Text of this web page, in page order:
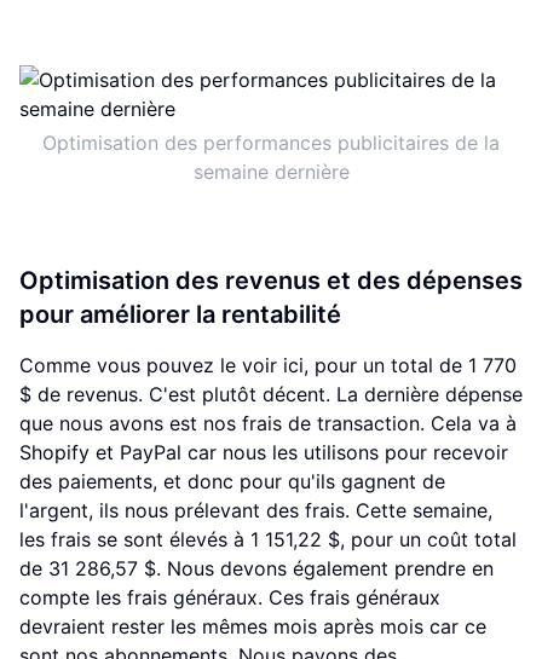
Optimisation des performances publicitaires de la
semaine dernière
Optimisation des revenus et des dépenses
pour améliorer la rentabilité
Comme vous pouvez le voir ici, pour un total de 1 770
$ de revenus. C'est plutôt décent. La dernière dépense
que nous avons est nos frais de transaction. Cela va à
Shopify et PayPal car nous les utilisons pour recevoir
des paiements, et donc pour qu'ils gagnent de
l'argent, ils nous prélevant des frais. Cette semaine,
les frais se sont élevés à 1 151,22 $, pour un coût total
de 31 286,57 $. Nous devons également prendre en
compte les frais généraux. Ces frais généraux
devraient rester les mêmes mois après mois car ce